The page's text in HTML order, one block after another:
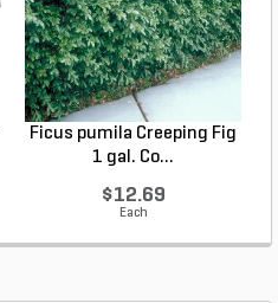
Ficus pumila Creeping Fig
1 gal. Co...
$12.69
Each